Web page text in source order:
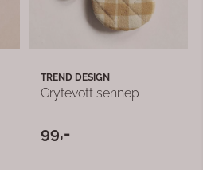
TREND DESIGN
Grytevott sennep
99,-